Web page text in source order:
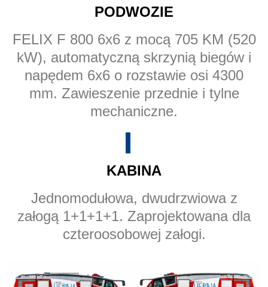
PODWOZIE
FELIX F 800 6x6 z mocą 705 KM (520
kW), automatyczną skrzynią biegów i
napędem 6x6 o rozstawie osi 4300
mm. Zawieszenie przednie i tylne
mechaniczne.
KABINA
Jednomodułowa, dwudrzwiowa z
załogą 1+1+1+1. Zaprojektowana dla
czteroosobowej załogi.